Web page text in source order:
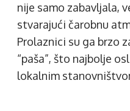
nije samo zabavljala,
stvarajući čarobnu
Prolaznici su ga brzo
“paša”, što najbolje
lokalnim